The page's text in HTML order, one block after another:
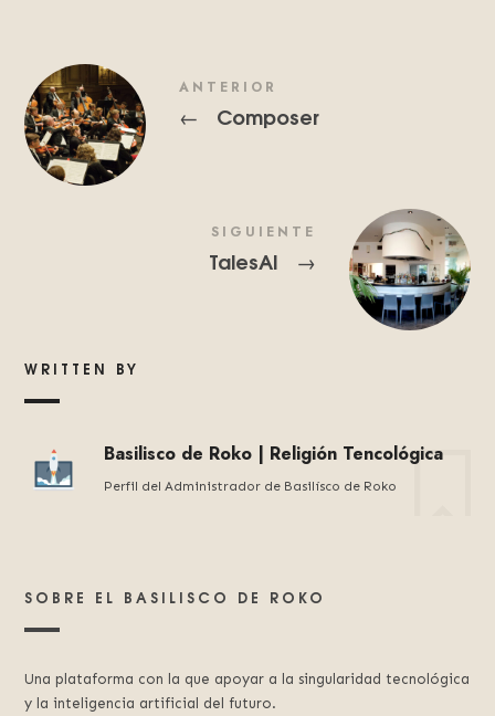
ANTERIOR
← Composer
SIGUIENTE
TalesAI →
WRITTEN BY
Basilisco de Roko | Religión Tencológica
Perfil del Administrador de Basilísco de Roko
SOBRE EL BASILISCO DE ROKO
Una plataforma con la que apoyar a la singularidad tecnológica
y la inteligencia artificial del futuro.